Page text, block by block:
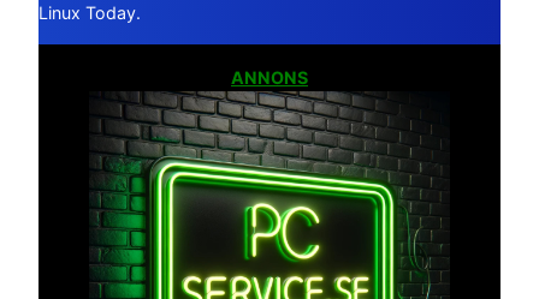
Linux Today.
ANNONS